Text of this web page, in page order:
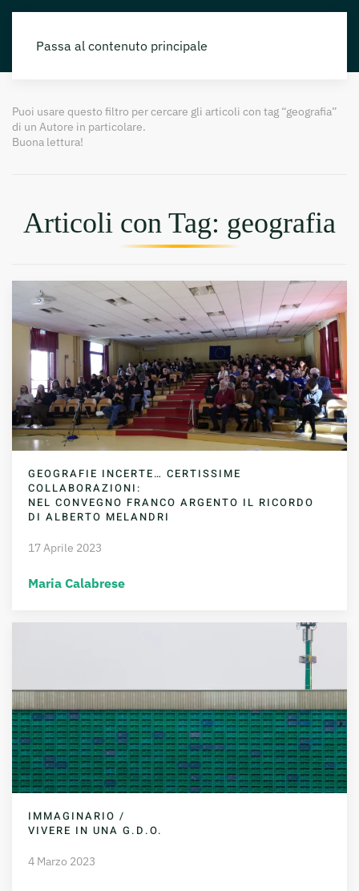
Passa al contenuto principale
Puoi usare questo filtro per cercare gli articoli con tag “geografia”
di un Autore in particolare.
Buona lettura!
Articoli con Tag: geografia
GEOGRAFIE INCERTE… CERTISSIME
COLLABORAZIONI:
NEL CONVEGNO FRANCO ARGENTO IL RICORDO
DI ALBERTO MELANDRI
17 Aprile 2023
Maria Calabrese
IMMAGINARIO /
VIVERE IN UNA G.D.O.
4 Marzo 2023